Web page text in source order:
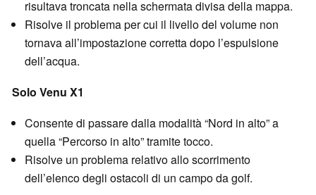
risultava troncata nella schermata divisa della mappa.
Risolve il problema per cui il livello del volume non
tornava all’impostazione corretta dopo l’espulsione
dell’acqua.
Solo Venu X1
Consente di passare dalla modalità “Nord in alto” a
quella “Percorso in alto” tramite tocco.
Risolve un problema relativo allo scorrimento
dell’elenco degli ostacoli di un campo da golf.